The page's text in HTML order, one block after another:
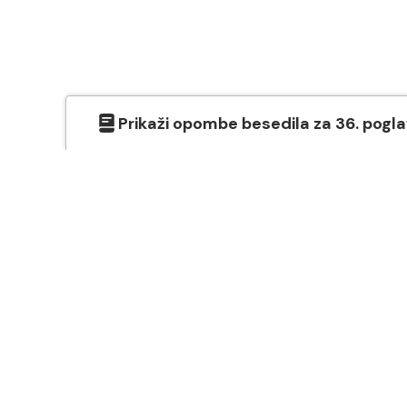
Prikaži opombe besedila za 36.